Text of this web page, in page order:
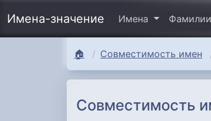
Имена-значение Имена Фамилии
🏠 Совместимость имен
Совместимость